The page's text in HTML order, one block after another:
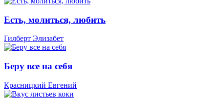
Есть, молиться, любить
Гилберт Элизабет
Беру все на себя
Красницкий Евгений